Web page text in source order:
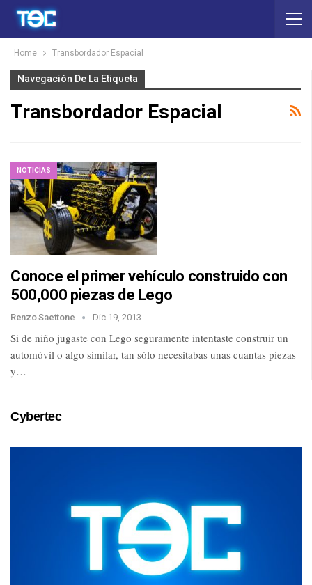
Home Transbordador Espacial
Navegación De La Etiqueta
Transbordador Espacial
NOTICIAS
Conoce el primer vehículo construido con
500,000 piezas de Lego
Renzo Saettone Dic 19, 2013
Si de niño jugaste con Lego seguramente intentaste construir un
automóvil o algo similar, tan sólo necesitabas unas cuantas piezas
y…
Cybertec